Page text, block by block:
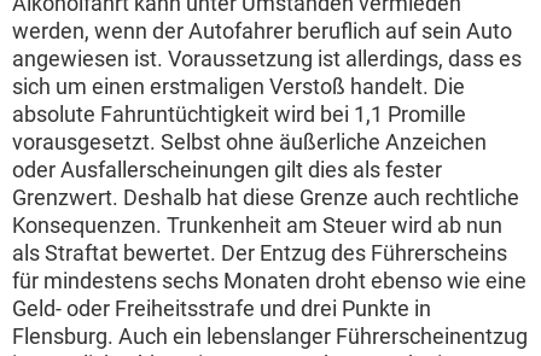
werden, wenn der Autofahrer beruflich auf sein Auto
angewiesen ist. Voraussetzung ist allerdings, dass es
sich um einen erstmaligen Verstoß handelt. Die
absolute Fahruntüchtigkeit wird bei 1,1 Promille
vorausgesetzt. Selbst ohne äußerliche Anzeichen
oder Ausfallerscheinungen gilt dies als fester
Grenzwert. Deshalb hat diese Grenze auch rechtliche
Konsequenzen. Trunkenheit am Steuer wird ab nun
als Straftat bewertet. Der Entzug des Führerscheins
für mindestens sechs Monaten droht ebenso wie eine
Geld- oder Freiheitsstrafe und drei Punkte in
Flensburg. Auch ein lebenslanger Führerscheinentzug